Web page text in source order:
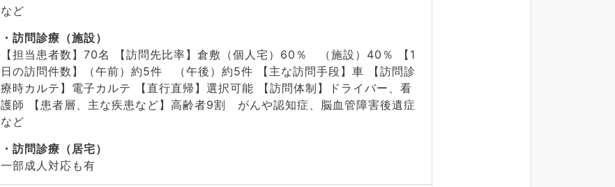
など
訪問診療（施設）
【担当患者数】70名 【訪問先比率】倉敷（個人宅）60％ （施設）40％ 【1
日の訪問件数】（午前）約5件 （午後）約5件 【主な訪問手段】車 【訪問診
療時カルテ】電子カルテ 【直行直帰】選択可能 【訪問体制】ドライバー、看
護師 【患者層、主な疾患など】高齢者9割 がんや認知症、脳血管障害後遺症
など
訪問診療（居宅）
一部成人対応も有